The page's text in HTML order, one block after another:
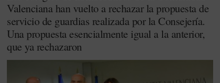
Valenciana han vuelto a rechazar la propuesta de
servicio de guardias realizada por la Consejería.
Una propuesta esencialmente igual a la anterior,
que ya rechazaron